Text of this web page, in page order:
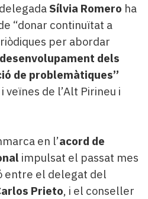
Sílvia Romero ha
“donar continuïtat a
per abordar
dels
de problemàtiques”
de l’Alt Pirineu i
en l’acord de
impulsat el passat mes
entre el delegat del
Prieto, i el conseller